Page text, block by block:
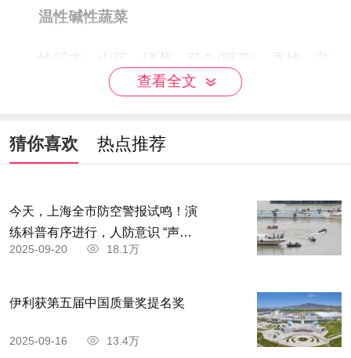
温性碱性蔬菜
恰玛古、山药、洋葱、薤白(野蒜)、香椿、韭
菜、雪里蕻、芫荽、甜椒、南瓜、生姜、葱等。
查看全文
猜你喜欢 热点推荐
今天，上海全市防空警报试鸣！演
练科普有序进行，人防意识 “声入
人心”
2025-09-20 18.1万
伊利获第五届中国质量奖提名奖
2025-09-16 13.4万